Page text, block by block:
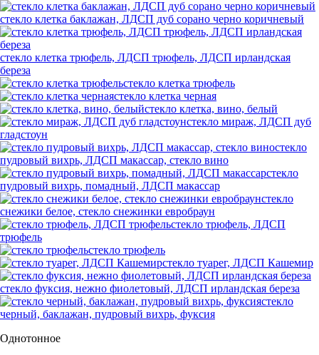
стекло клетка баклажан, ЛДСП дуб сорано черно коричневый
стекло клетка трюфель, ЛДСП трюфель, ЛДСП ирландская
береза
стекло клетка трюфель
стекло клетка черная
стекло клетка, вино, белый
стекло мираж, ЛДСП дуб
гладстоун
стекло
пудровый вихрь, ЛДСП макассар, стекло вино
стекло
пудровый вихрь, помадный, ЛДСП макассар
стекло
снежики белое, стекло снежинки евробраун
стекло трюфель, ЛДСП
трюфель
стекло трюфель
стекло туарег, ЛДСП Кашемир
стекло фуксия, нежно фиолетовый, ЛДСП ирландская береза
стекло
черный, баклажан, пудровый вихрь, фуксия
Однотонное